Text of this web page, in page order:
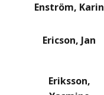
Enström, Karin
Ericson, Jan
Eriksson,